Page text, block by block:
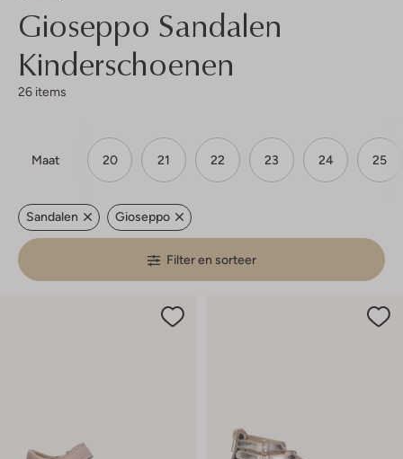
Gioseppo Sandalen
Kinderschoenen
26 items
Maat 20 21 22 23 24 25
Sandalen Gioseppo
Filter en sorteer